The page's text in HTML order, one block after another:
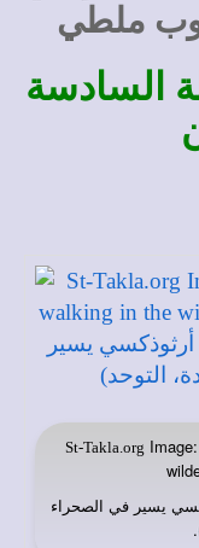
ملطي
السادسة
St-Takla.org
يسير في الصحراء